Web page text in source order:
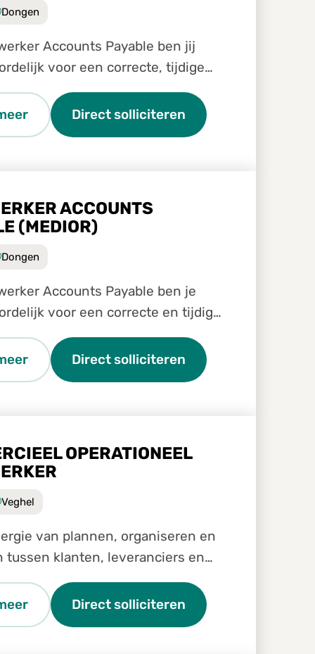
Dongen
Accounts Payable ben jij
voor een correcte, tijdige
verwerking van inkomende
ons Shared Service Center.
belangrijke schakel in
Direct solliciteren
ACCOUNTS
(MEDIOR)
Dongen
Accounts Payable ben je
voor een correcte en tijdige
van inkomende facturen binnen
Service Center. Je werkt nauw
collega's van verschill
Direct solliciteren
OPERATIONEEL
Veghel
van plannen, organiseren en
tussen klanten, leveranciers en
Direct solliciteren